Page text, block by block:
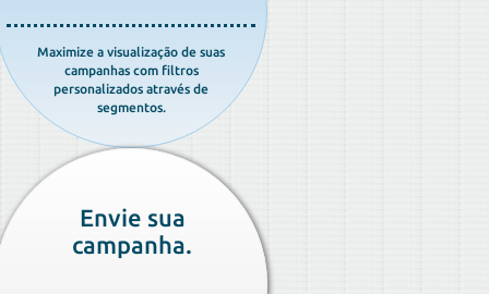
Maximize a visualização de suas
campanhas com filtros
personalizados através de
segmentos.
Envie sua
campanha.